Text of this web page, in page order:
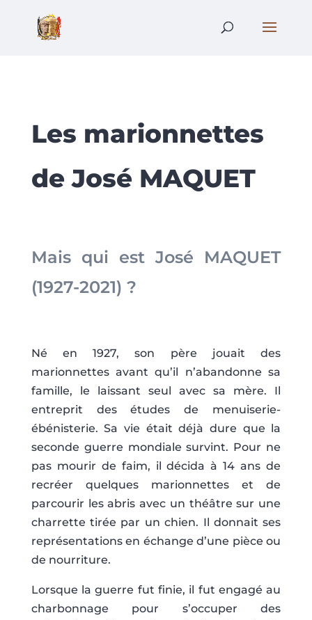
Les marionnettes
de José MAQUET
Mais qui est José MAQUET
(1927-2021) ?
Né en 1927, son père jouait des
marionnettes avant qu’il n’abandonne sa
famille, le laissant seul avec sa mère. Il
entreprit des études de menuiserie-
ébénisterie. Sa vie était déjà dure que la
seconde guerre mondiale survint. Pour ne
pas mourir de faim, il décida à 14 ans de
recréer quelques marionnettes et de
parcourir les abris avec un théâtre sur une
charrette tirée par un chien. Il donnait ses
représentations en échange d’une pièce ou
de nourriture.
Lorsque la guerre fut finie, il fut engagé au
charbonnage pour s’occuper des